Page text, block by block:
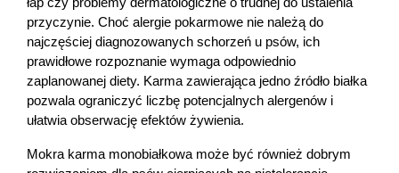
łap czy problemy dermatologiczne o trudnej do ustalenia
przyczynie. Choć alergie pokarmowe nie należą do
najczęściej diagnozowanych schorzeń u psów, ich
prawidłowe rozpoznanie wymaga odpowiednio
zaplanowanej diety. Karma zawierająca jedno źródło białka
pozwala ograniczyć liczbę potencjalnych alergenów i
ułatwia obserwację efektów żywienia.
Mokra karma monobiałkowa może być również dobrym